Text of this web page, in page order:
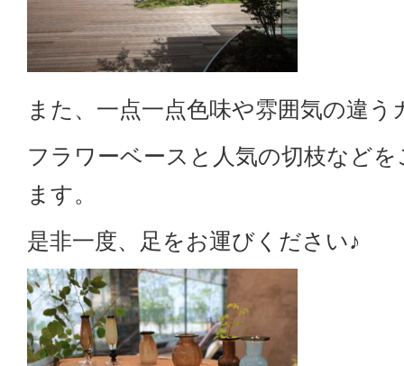
また、一点一点色味や雰囲気の違
フラワーベースと人気の切枝など
ます。
是非一度、足をお運びください♪